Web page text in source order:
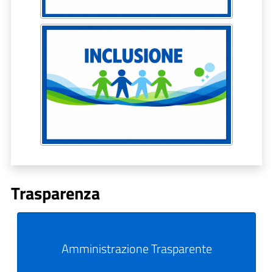
Trasparenza
Amministrazione Trasparente